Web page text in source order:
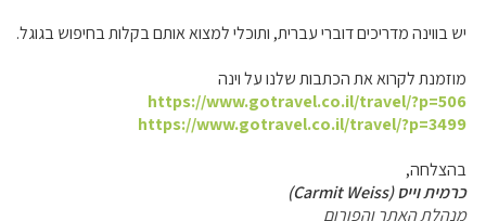
יש בווינה מדריכים דוברי עברית, ותוכלי למצוא אותם בקלות בחיפוש בגוגל.
מוזמנת לקרוא את הכתבות שלנו על וינה
https://www.gotravel.co.il/travel/?p=506
https://www.gotravel.co.il/travel/?p=3499
בהצלחה,
כרמית וייס (Carmit Weiss)
מנהלת האתר והפורום